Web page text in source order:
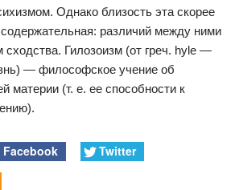
Однако близость эта скорее
различий между ними
сходства. Гилозоизм (от греч. hyle —
— философское учение об
материи (т. е. ее способности к
Facebook
Twitter